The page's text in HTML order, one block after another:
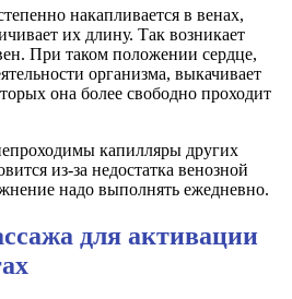
накапливается в венах,
их длину. Так возникает
При таком положении сердце,
организма, выкачивает
она более свободно проходит
капилляры других
из-за недостатка венозной
надо выполнять ежедневно.
для активации